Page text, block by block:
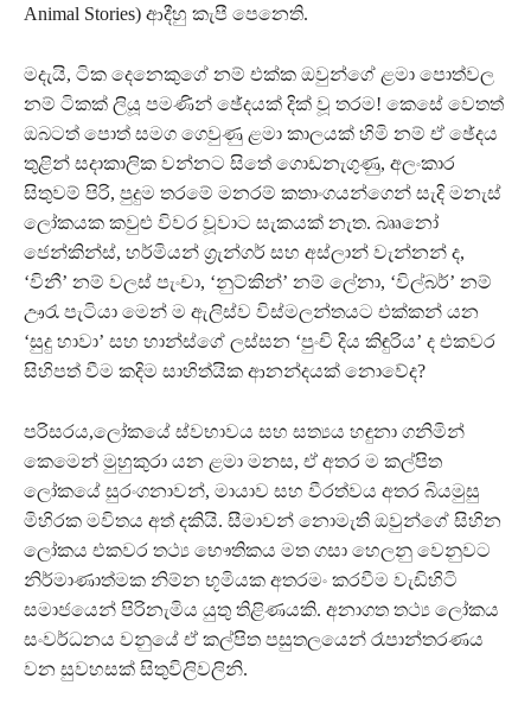
Animal Stories) ආදීහු කැපී පෙනෙති.
මදැයි, ටික දෙනෙකුගේ නම් එක්ක ඔවුන්ගේ ළමා පොත්වල
නම් ටිකක් ලියූ පමණින් ඡේදයක් දික් වූ තරම! කෙසේ වෙතත්
ඔබටත් පොත් සමග ගෙවුණු ළමා කාලයක් හිමි නම් ඒ ඡේදය
තුළින් සදාකාලික වන්නට සිතේ ගොඩනැගුණු, අලංකාර
සිතුවම් පිරි, පුදුම තරමේ මනරම් කතාංගයන්ගෙන් සැදි මනැස්
ලෝකයක කවුළු විවර වූවාට සැකයක් නැත. බෲනෝ
ජෙන්කින්ස්, හර්මියන් ග්‍රැන්ගර් සහ අස්ලාන් වැන්නන් ද,
‘විනී’ නම් වලස් පැංචා, ‘නුට්කින්’ නම් ලේනා, ‘විල්බර්’ නම්
ඌරැ පැටියා මෙන් ම ඇලිස්ව විස්මලන්තයට එක්කන් යන
‘සුදු හාවා’ සහ හාන්ස්ගේ ලස්සන ‘පුංචි දිය කිඳුරිය’ ද එකවර
සිහිපත් වීම කදිම සාහිත්යික ආනන්දයක් නොවේද?
පරිසරය,ලෝකයේ ස්වභාවය සහ සත්‍යය හඳුනා ගනිමින්
කෙමෙන් මුහුකුරා යන ළමා මනස, ඒ අතර ම කල්පිත
ලෝකයේ සුරංගනාවන්, මායාව සහ වීරත්වය අතර බියමුසු
මිහිරක මවිතය අත් දකියි. සීමාවන් නොමැති ඔවුන්ගේ සිහින
ලෝකය එකවර තථ්‍ය භෞතිකය මත ගසා හෙලනු වෙනුවට
නිර්මාණාත්මක නිම්න භූමියක අතරමං කරවීම වැඩිහිටි
සමාජයෙන් පිරිනැමිය යුතු තිළිණයකි. අනාගත තථ්‍ය ලෝකය
සංවර්ධනය වනුයේ ඒ කල්පිත පසුතලයෙන් රෑපාන්තරණය
වන සුවහසක් සිතුවිලිවලිනි.